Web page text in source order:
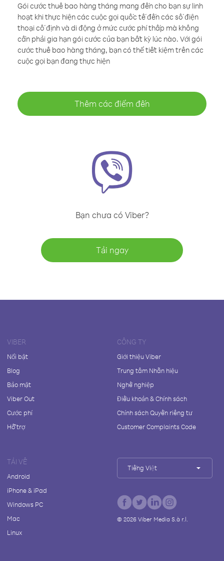
Gói cước thuê bao hàng tháng mang đến cho bạn sự linh
hoạt khi thực hiện các cuộc gọi quốc tế đến các số điện
thoại cố định và di động ở mức cước phí thấp mà không
cần phải gia hạn gói cước của bạn bất kỳ lúc nào. Với gói
cước thuê bao hàng tháng, bạn có thể tiết kiệm trên các
cuộc gọi bạn đang thực hiện
Thêm các điểm đến
Bạn chưa có Viber?
Tải ngay
VIBER
Nổi bật
Blog
Bảo mật
Viber Out
Cước phí
Hỗ trợ
CÔNG TY
Giới thiệu Viber
Trung tâm Nhãn hiệu
Nghề nghiệp
Điều khoản & Chính sách
Chính sách Quyền riêng tư
Customer Complaints Code
TẢI VỀ
Android
iPhone & iPad
Windows PC
Mac
Linux
Tiếng Việt
© 2026Viber Media S.à r.l.